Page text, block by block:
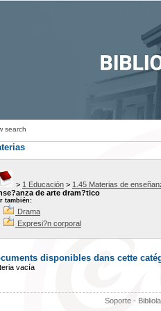
search
> 1 Educación > 1.45 Materias de
de arte dram?tico
también:
Drama
Expresi?n corporal
disponibles dans cette
vacía
Soporte -